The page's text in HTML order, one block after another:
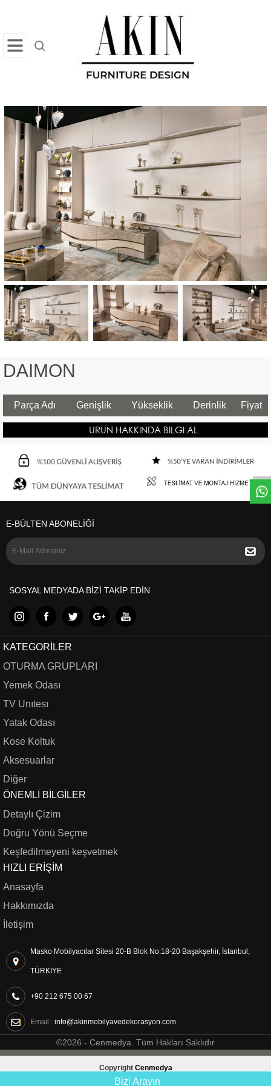
DAIMON
Parça Adı Genişlik Yükseklik Derinlik Fiyat
URUN HAKKINDA BILGI AL
E-BÜLTEN ABONELİĞİ
SOSYAL MEDYADA BİZİ TAKİP EDİN
KATEGORILER
OTURMA GRUPLARI
Yemek Odası
TV Unıtesı
Yatak Odası
Kose Koltuk
Aksesuarlar
Diğer
ÖNEMLI BILGILER
Detaylı Çizim
Doğru Yönü Seçme
Keşfedilmeyeni keşvetmek
HIZLI ERIŞIM
Anasayfa
Hakkımızda
İletişim
Masko Mobilyacılar Sitesi 20-B Blok No:18-20 Başakşehir, İstanbul,
TÜRKİYE
+90 212 675 00 67
Email : info@akinmobilyavedekorasyon.com
©2026 - Cenmedya . Tüm Hakları Saklıdır
Bizi Arayın
Copyright Cenmedya